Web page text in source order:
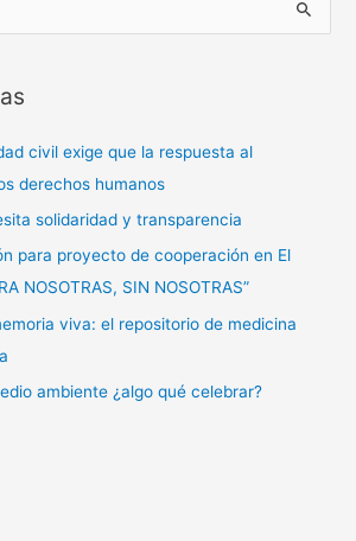
civil exige que la respuesta al
derechos humanos
solidaridad y transparencia
para proyecto de cooperación en El
NOSOTRAS, SIN NOSOTRAS”
viva: el repositorio de medicina
ambiente ¿algo qué celebrar?